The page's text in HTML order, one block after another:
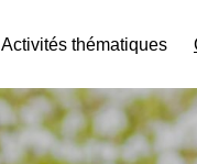
Activités thématiques